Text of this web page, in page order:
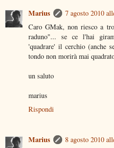
Marius
7 agosto 2010
Caro GMak, non riesco a
raduno"... se ce l'hai
'quadrare' il cerchio (anche
tondo non morirà mai
un saluto
marius
Rispondi
Marius
8 agosto 2010